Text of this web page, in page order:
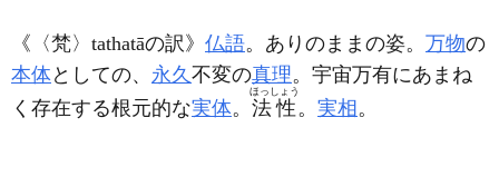
《〈梵〉tathatāの訳》 仏語。ありのままの姿。 万物の
本体としての、 永久不変の真理。宇宙万有にあまね
く存在する根元的な実体。 法性
ほっしょう
。 実相 。